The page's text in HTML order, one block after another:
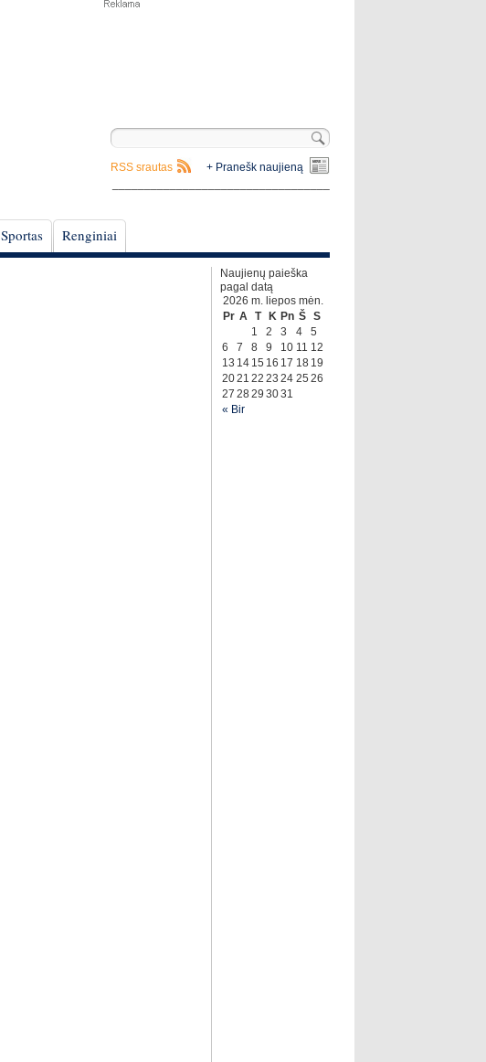
+ Pranešk naujieną
RSS srautas
Sportas Renginiai
Naujienų paieška
pagal datą
2026 m. liepos mėn.
Pr A T K Pn Š S
« Bir
1 2 3 4
5
6
7 8 9 10 11 12
13 14 15 16 17 18 19
2021 22 23 24 25 26
27 2829 3031